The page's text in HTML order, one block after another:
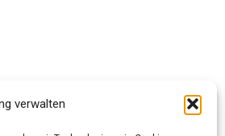
verwalten